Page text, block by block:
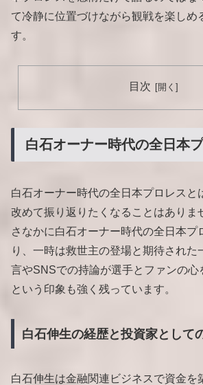
て冷静に位置づけながら観戦を楽しめ
す。
目次
白石オーナー時代の全日本
白石オーナー時代の全日本プロレスと
改めて振り返りたくなることはありま
さなかに白石オーナー時代の全日本プ
り、一時は救世主の登場と期待された
言やSNSでの持論が選手とファンの心
という印象も強く残っています。
白石伸生の経歴と投資家として
白石伸生は金融関連ビジネスで資金を